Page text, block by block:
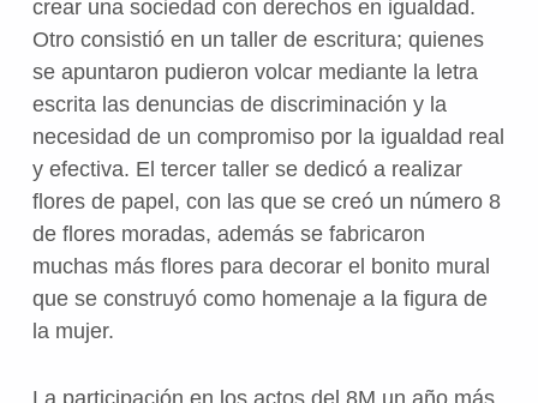
crear una sociedad con derechos en igualdad.
Otro consistió en un taller de escritura; quienes
se apuntaron pudieron volcar mediante la letra
escrita las denuncias de discriminación y la
necesidad de un compromiso por la igualdad real
y efectiva. El tercer taller se dedicó a realizar
flores de papel, con las que se creó un número 8
de flores moradas, además se fabricaron
muchas más flores para decorar el bonito mural
que se construyó como homenaje a la figura de
la mujer.
La participación en los actos del 8M un año más